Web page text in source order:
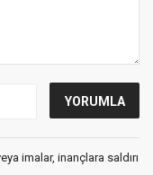
imalar, inançlara saldırı